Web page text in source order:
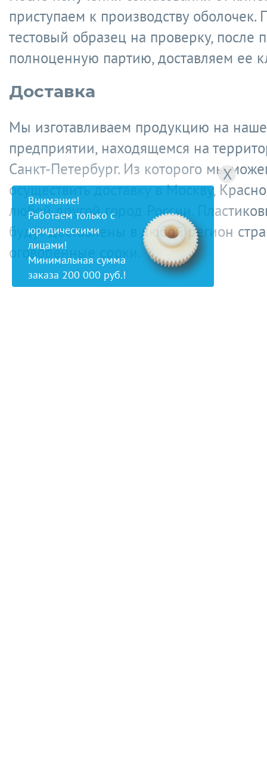
приступаем к производству оболочек.
тестовый образец на проверку, после
полноценную партию, доставляем ее
Доставка
Мы изготавливаем продукцию на
предприятии, находящемся на
Санкт-Петербург. Из которого мы
осуществить доставку в Москву,
любой другой город России.
будут доставлены в любой регион
оговоренные сроки.
X
Внимание!
Работаем только с
юридическими
лицами!
Минимальная сумма
заказа 200 000 руб.!